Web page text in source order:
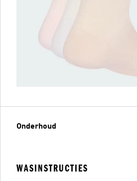
Onderhoud
WASINSTRUCTIES